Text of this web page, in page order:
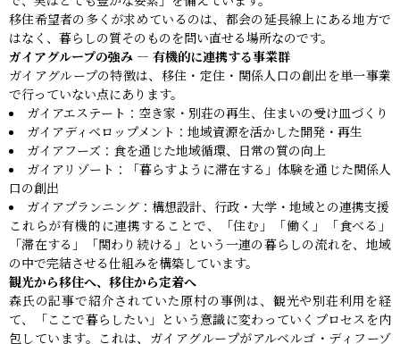
移住希望者の多くが求めているのは、都会の延長線上にある地方で
はなく、暮らしの質そのものを問い直せる場所なのです。
ガイアグループの強み ― 有機的に連携する事業群
ガイアグループの特徴は、移住・定住・関係人口の創出を単一事業
で行っていない点にあります。
ガイアエステート：空き家・別荘の再生、住まいの受け皿づくり
ガイアディベロップメント：地域資源を活かした開発・再生
ガイアフーズ：食を通じた地域循環、日常の質の向上
ガイアリゾート：「暮らすように滞在する」体験を通じた関係人
口の創出
ガイアプランニング：構想設計、行政・大学・地域との連携支援
これらが有機的に連携することで、「住む」「働く」「食べる」
「滞在する」「関わり続ける」という一連の暮らしの流れを、地域
の中で完結させる仕組みを構築しています。
観光から移住へ、移住から定着へ
森氏の記事で紹介されていた原村の事例は、観光や別荘利用を経
て、「ここで暮らしたい」という意識に変わっていくプロセスを内
包しています。これは、ガイアグループがアルベルゴ・ディフーゾ